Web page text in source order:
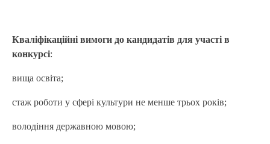
Кваліфікаційні вимоги до кандидатів для участі в
конкурсі:
вища освіта;
стаж роботи у сфері культури не менше трьох років;
володіння державною мовою;